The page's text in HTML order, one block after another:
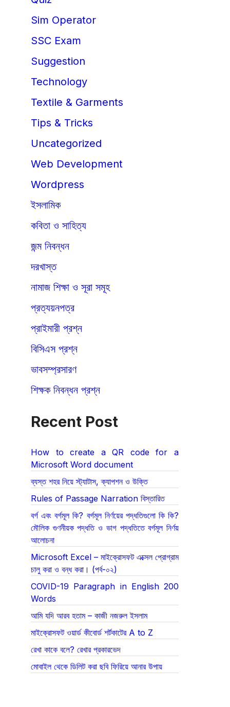
Sim Operator
SSC Exam
Suggestion
Technology
Textile & Garments
Tips & Tricks
Uncategorized
Web Development
Wordpress
ইসলামিক
কবিতা ও সাহিত্য
জন্ম নিবন্ধন
দরখাস্ত
নামাজ শিক্ষা ও সূরা সমূহ
প্রত্যয়নপত্র
প্রাইমারী প্রশ্ন
বিসিএস প্রশ্ন
ভাবসম্প্রসারণ
শিক্ষক নিবন্ধন প্রশ্ন
Recent Post
How to create a QR code for a
Microsoft Word document
ব্যস্ত শহর নিয়ে স্ট্যাটাস, ক্যাপশন ও উক্তি
Rules of Passage Narration বিস্তারিত
বর্গ এবং বর্গমূল কি? বর্গমূল নির্ণয়ের পদ্ধতিগুলো কি কি?
মৌলিক গুণনীয়ক পদ্ধতি ও ভাগ পদ্ধতিতে বর্গমূল নির্ণয়
আলোচনা
Microsoft Excel – মাইক্রোসফট এক্সেল প্রোগ্রাম
চালু করা ও বন্ধ করা। (পর্ব-০২)
COVID-19 Paragraph in English 200
Words
আমি যদি আরব হতাম – কাজী নজরুল ইসলাম
মাইক্রোসফট ওয়ার্ড কীবোর্ড শর্টকাটের A to Z
রেখা কাকে বলে? রেখার প্রকারভেদ
মোবাইল থেকে ডিলিট করা ছবি ফিরিয়ে আনার উপায়